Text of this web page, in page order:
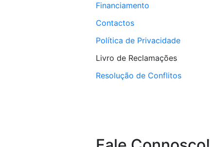
Financiamento
Contactos
Política de Privacidade
Livro de Reclamações
Resolução de Conflitos